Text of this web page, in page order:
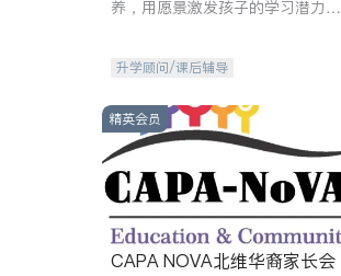
养，用愿景激发孩子的学习潜力和
升学顾问/课后辅导
精英会员
CAPA NOVA北维华裔家长会